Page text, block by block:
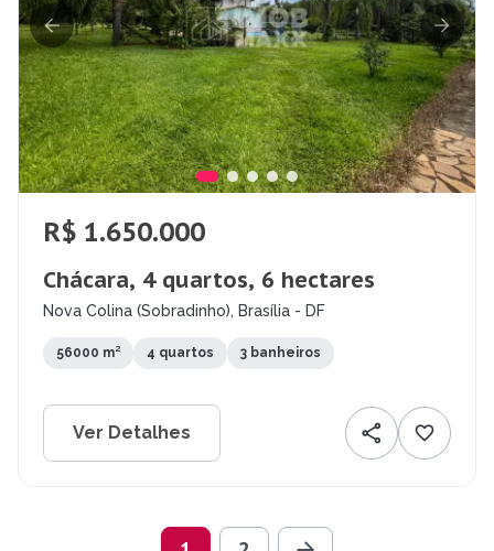
R$ 1.650.000
Chácara, 4 quartos, 6 hectares
Nova Colina (Sobradinho), Brasília - DF
56000 m² 4 quartos 3 banheiros
Ver Detalhes